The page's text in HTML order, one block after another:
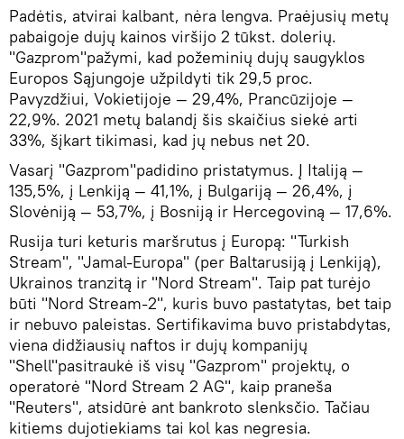
Padėtis, atvirai kalbant, nėra lengva. Praėjusių metų
pabaigoje dujų kainos viršijo 2 tūkst. dolerių.
"Gazprom"pažymi, kad požeminių dujų saugyklos
Europos Sąjungoje užpildyti tik 29,5 proc.
Pavyzdžiui, Vokietijoje — 29,4%, Prancūzijoje —
22,9%. 2021 metų balandį šis skaičius siekė arti
33%, šįkart tikimasi, kad jų nebus net 20.
Vasarį "Gazprom"padidino pristatymus. Į Italiją —
135,5%, į Lenkiją — 41,1%, į Bulgariją — 26,4%, į
Slovėniją — 53,7%, į Bosniją ir Hercegoviną — 17,6%.
Rusija turi keturis maršrutus į Europą: "Turkish
Stream", "Jamal-Europa" (per Baltarusiją į Lenkiją),
Ukrainos tranzitą ir "Nord Stream". Taip pat turėjo
būti "Nord Stream-2", kuris buvo pastatytas, bet taip
ir nebuvo paleistas. Sertifikavima buvo pristabdytas,
viena didžiausių naftos ir dujų kompanijų
"Shell"pasitraukė iš visų "Gazprom" projektų, o
operatorė "Nord Stream 2 AG", kaip praneša
"Reuters", atsidūrė ant bankroto slenksčio. Tačiau
kitiems dujotiekiams tai kol kas negresia.